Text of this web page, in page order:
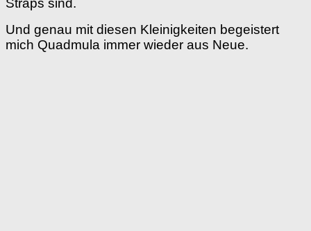
Straps sind.
Und genau mit diesen Kleinigkeiten begeistert
mich Quadmula immer wieder aus Neue.